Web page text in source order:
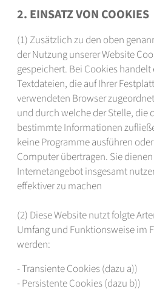
2. EINSATZ VON COOKIES
(1) Zusätzlich zu den oben
der Nutzung unserer Website
gespeichert. Bei Cookies
Textdateien, die auf Ihrer
verwendeten Browser
und durch welche der Stelle, die
bestimmte Informationen
keine Programme ausführen
Computer übertragen. Sie
Internetangebot insgesamt
effektiver zu machen
(2) Diese Website nutzt folgte
Umfang und Funktionsweise im
werden:
- Transiente Cookies (dazu a))
- Persistente Cookies (dazu b))